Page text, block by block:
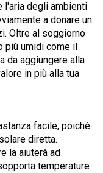
l'aria degli ambienti
a donare un
Oltre al soggiorno
più umidi come il
da aggiungere alla
in più alla tua
facile, poiché
diretta.
la aiuterà ad
temperature